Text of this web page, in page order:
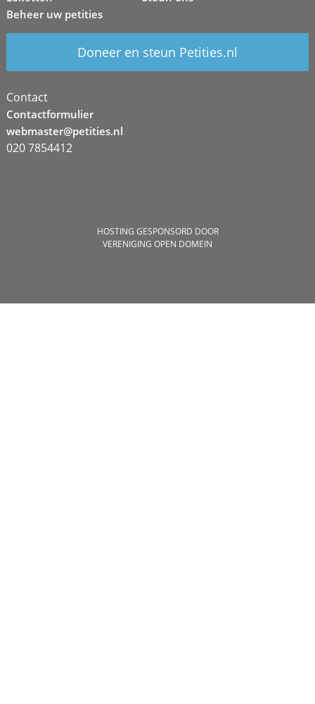
Beheer uw petities
Doneer en steun Petities.nl
Contact
Contactformulier
webmaster@petities.nl
020 7854412
HOSTING GESPONSORD DOOR
VERENIGING OPEN DOMEIN